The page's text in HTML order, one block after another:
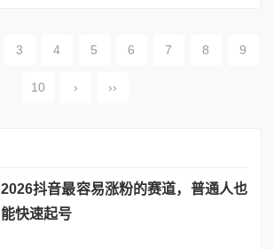
3 4 5 6 7 8 9
10 › ››
2026抖音最容易涨粉的赛道，普通人也
能快速起号